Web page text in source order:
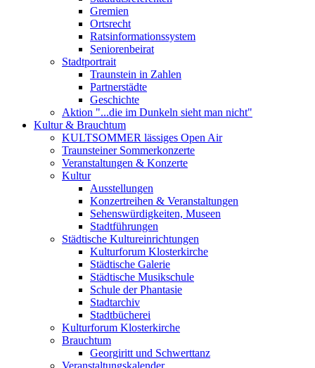
Gremien
Ortsrecht
Ratsinformationssystem
Seniorenbeirat
Stadtportrait
Traunstein in Zahlen
Partnerstädte
Geschichte
Aktion "...die im Dunkeln sieht man nicht"
Kultur & Brauchtum
KULTSOMMER lässiges Open Air
Traunsteiner Sommerkonzerte
Veranstaltungen & Konzerte
Kultur
Ausstellungen
Konzertreihen & Veranstaltungen
Sehenswürdigkeiten, Museen
Stadtführungen
Städtische Kultureinrichtungen
Kulturforum Klosterkirche
Städtische Galerie
Städtische Musikschule
Schule der Phantasie
Stadtarchiv
Stadtbücherei
Kulturforum Klosterkirche
Brauchtum
Georgiritt und Schwerttanz
Veranstaltungskalender